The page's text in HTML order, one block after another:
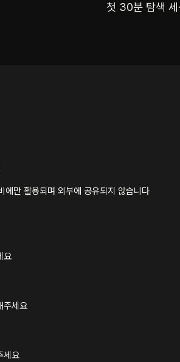
첫 30분 탐색
에만 활용되며 외부에 공유되지 않습니다
요
주세요
세요